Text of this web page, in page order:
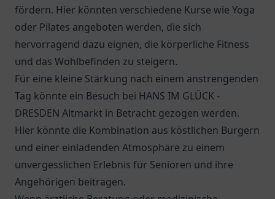
fördern. Hier könnten verschiedene Kurse wie Yoga
oder Pilates angeboten werden, die sich
hervorragend dazu eignen, die körperliche Fitness
und das Wohlbefinden zu steigern.
Für eine kleine Stärkung nach einem anstrengenden
Tag könnte ein Besuch bei HANS IM GLÜCK -
DRESDEN Altmarkt in Betracht gezogen werden.
Hier könnte die Kombination aus köstlichen Burgern
und einer einladenden Atmosphäre zu einem
unvergesslichen Erlebnis für Senioren und ihre
Angehörigen beitragen.